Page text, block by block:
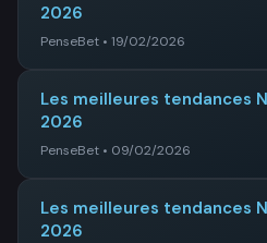
2026
PenseBet • 19/02/2026
Les meilleures tendances
2026
PenseBet • 09/02/2026
Les meilleures tendances
2026